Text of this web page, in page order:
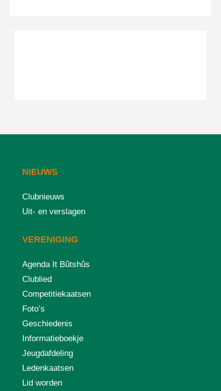
NIEUWS
Clubnieuws
Uit- en verslagen
VERENIGING
Agenda It Bûtshûs
Clublied
Competitiekaatsen
Foto’s
Geschiedenis
Informatieboekje
Jeugdafdeling
Ledenkaatsen
Lid worden